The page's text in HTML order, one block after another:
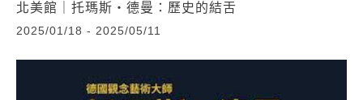
北美館｜托瑪斯‧德曼：歷史的結舌
2025/01/18 - 2025/05/11